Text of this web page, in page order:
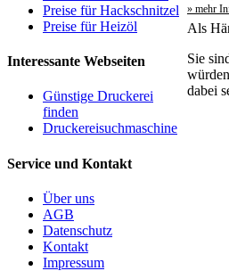
» mehr
Als
Sie
dabei
Preise für Hackschnitzel
Preise für Heizöl
Interessante Webseiten
Günstige Druckerei
finden
Druckereisuchmaschine
Service und Kontakt
Über uns
AGB
Datenschutz
Kontakt
Impressum